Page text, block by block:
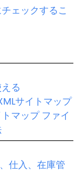
ェックするこ
る
サイトマップ
マップ ファイ
仕入、在庫管